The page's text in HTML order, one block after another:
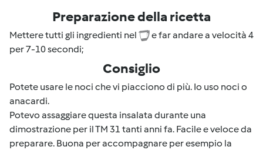
Preparazione della ricetta
Mettere tutti gli ingredienti nel
e far andare a velocità 4
per 7-10 secondi;
Consiglio
Potete usare le noci che vi piacciono di più. Io uso noci o
anacardi.
Potevo assaggiare questa insalata durante una
dimostrazione per il TM 31 tanti anni fa. Facile e veloce da
preparare. Buona per accompagnare per esempio la